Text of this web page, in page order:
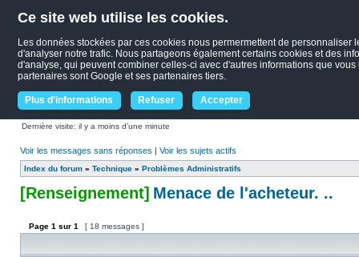
Ce site web utilise les cookies.
Les données stockées par ces cookies nous permermettent de
d'analyser notre trafic. Nous partageons également certains cookies et des
d'analyse, qui peuvent combiner celles-ci avec d'autres informations que
partenaires sont Google et ses partenaires tiers.
Plus d'informations Refuser Accepter
Dernière visite: il y a moins d’une minute
Voir les messages sans réponses | Voir les sujets actifs
Index du forum » Technique » Problèmes Administratifs
[Renseignement] Menace de l'acheteur. ..
Page 1 sur 1 [ 18 messages ]